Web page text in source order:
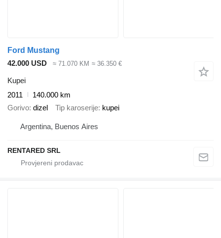
Ford Mustang
42.000 USD
≈ 71.070 KM ≈ 36.350 €
Kupei
2011
140.000 km
Gorivo dizel Tip karoserije kupei
Argentina, Buenos Aires
RENTARED SRL